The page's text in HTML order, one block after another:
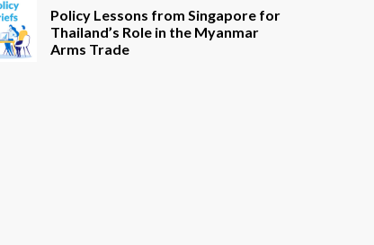
Policy Lessons from Singapore for
Thailand’s Role in the Myanmar
Arms Trade